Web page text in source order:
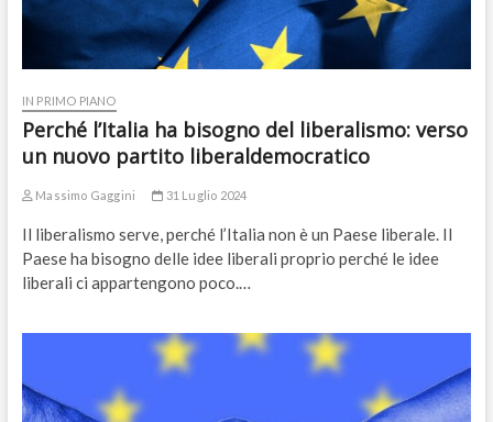
IN PRIMO PIANO
Perché l’Italia ha bisogno del liberalismo: verso
un nuovo partito liberaldemocratico
Massimo Gaggini 31 Luglio 2024
Il liberalismo serve, perché l’Italia non è un Paese liberale. Il
Paese ha bisogno delle idee liberali proprio perché le idee
liberali ci appartengono poco.…